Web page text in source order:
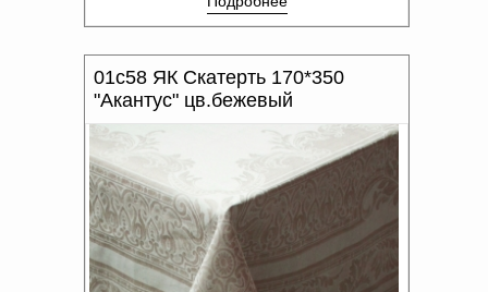
01с58 ЯК Скатерть 170*350
"Акантус" цв.бежевый